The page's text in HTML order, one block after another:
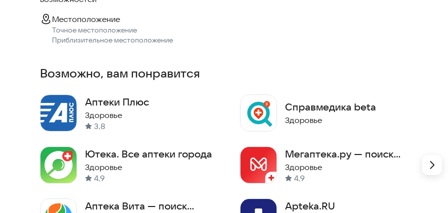
Местоположение
Точное местоположение
Приблизительное местоположение
Возможно, вам понравится
Аптеки Плюс
Здоровье
3,8
Ютека. Все аптеки города
Здоровье
4,9
Аптека Вита — поиск
Справмедика beta
Здоровье
Мегаптека.ру — поиск
лекарств
Здоровье
4,9
Apteka.RU